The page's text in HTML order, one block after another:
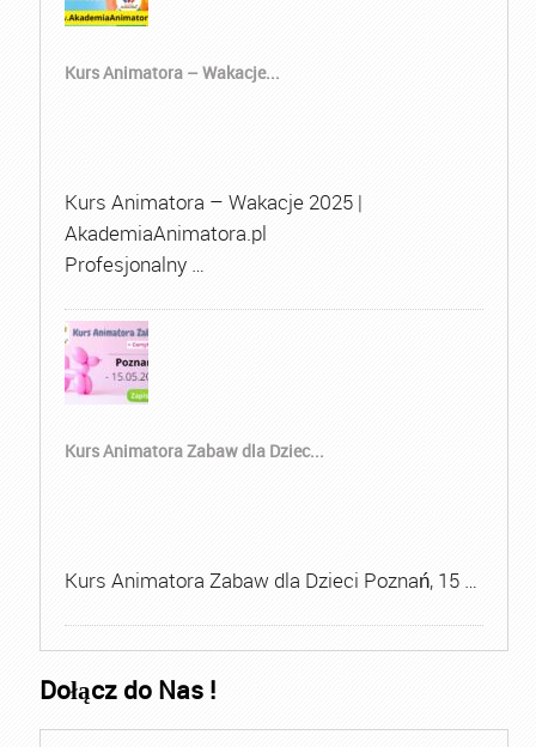
Kurs Animatora – Wakacje...
Kurs Animatora – Wakacje 2025 |
AkademiaAnimatora.pl
Profesjonalny …
Kurs Animatora Zabaw dla Dziec...
Kurs Animatora Zabaw dla Dzieci Poznań, 15 …
Dołącz do Nas !